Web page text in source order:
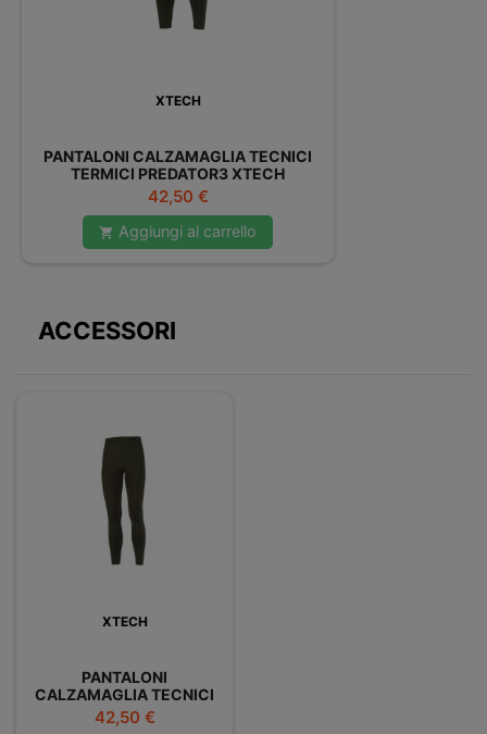
XTECH
PANTALONI CALZAMAGLIA TECNICI
TERMICI PREDATOR3 XTECH
Prezzo
42,50 €
 Aggiungi al carrello
ACCESSORI
XTECH
PANTALONI
CALZAMAGLIA TECNICI
TERMICI PREDATOR3
XTECH
Prezzo
42,50 €